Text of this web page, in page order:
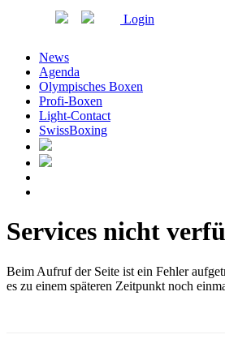
Login
News
Agenda
Olympisches Boxen
Profi-Boxen
Light-Contact
SwissBoxing
Services nicht
Beim Aufruf der Seite ist ein Fehler
es zu einem späteren Zeitpunkt noch